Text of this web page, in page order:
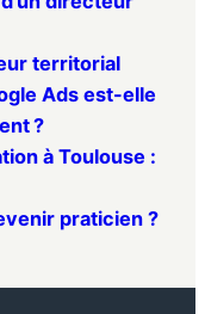
territorial
Ads est-elle
?
à Toulouse :
praticien ?